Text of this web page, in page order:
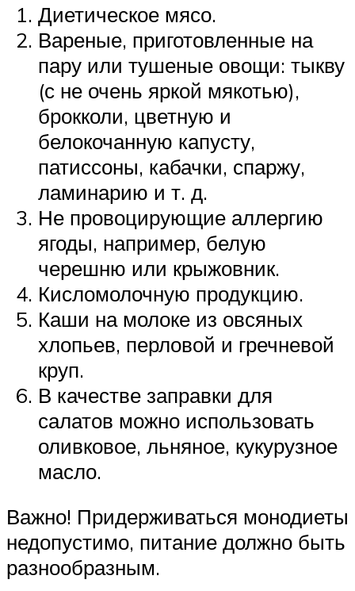
Диетическое мясо.
Вареные, приготовленные на
пару или тушеные овощи: тыкву
(с не очень яркой мякотью),
брокколи, цветную и
белокочанную капусту,
патиссоны, кабачки, спаржу,
ламинарию и т. д.
Не провоцирующие аллергию
ягоды, например, белую
черешню или крыжовник.
Кисломолочную продукцию.
Каши на молоке из овсяных
хлопьев, перловой и гречневой
круп.
В качестве заправки для
салатов можно использовать
оливковое, льняное, кукурузное
масло.
Важно! Придерживаться монодиеты
недопустимо, питание должно быть
разнообразным.